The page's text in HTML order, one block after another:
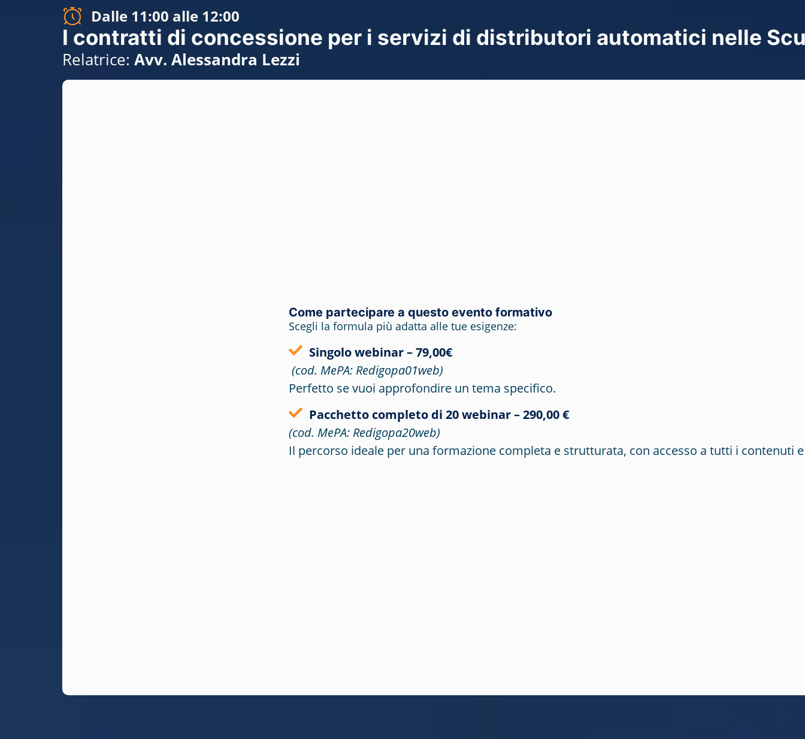
Dalle 11:00 alle 12:00
I contratti di concessione per i servizi di distributori automatici nelle
Relatrice:Avv. Alessandra Lezzi
Come partecipare a questo evento formativo
Scegli la formula più adatta alle tue esigenze:
Singolo webinar – 79,00€
(cod. MePA: Redigopa01web)
Perfetto se vuoi approfondire un tema specifico.
Pacchetto completo di 20 webinar – 290,00 €
(cod. MePA: Redigopa20web)
Il percorso ideale per una formazione completa e strutturata, con accesso a tutti i contenuti